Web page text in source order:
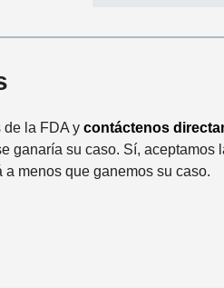
a
de la FDA y contáctenos
ganaría su caso. Sí,
menos que ganemos su caso.